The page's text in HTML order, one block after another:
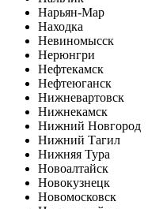
Нарьян-Мар
Находка
Невиномысск
Нерюнгри
Нефтекамск
Нефтеюганск
Нижневартовск
Нижнекамск
Нижний Новгород
Нижний Тагил
Нижняя Тура
Новоалтайск
Новокузнецк
Новомосковск